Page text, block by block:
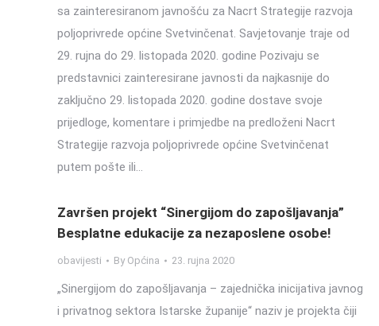
sa zainteresiranom javnošću za Nacrt Strategije razvoja
poljoprivrede općine Svetvinčenat. Savjetovanje traje od
29. rujna do 29. listopada 2020. godine Pozivaju se
predstavnici zainteresirane javnosti da najkasnije do
zaključno 29. listopada 2020. godine dostave svoje
prijedloge, komentare i primjedbe na predloženi Nacrt
Strategije razvoja poljoprivrede općine Svetvinčenat
putem pošte ili…
Završen projekt “Sinergijom do zapošljavanja”
Besplatne edukacije za nezaposlene osobe!
obavijesti By Općina 23. rujna 2020
„Sinergijom do zapošljavanja – zajednička inicijativa javnog
i privatnog sektora Istarske županije“ naziv je projekta čiji